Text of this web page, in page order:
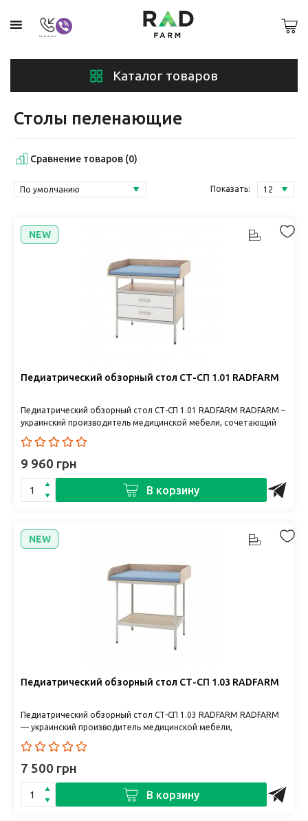
Каталог товаров
Столы пеленающие
Сравнение товаров (0)
Показать:
NEW
Педиатрический обзорный стол СТ-СП 1.01 RADFARM
Педиатрический обзорный стол СТ-СП 1.01 RADFARM RADFARM –
украинский производитель медицинской мебели, сочетающий
качеств..
9 960 грн
В корзину
NEW
Педиатрический обзорный стол СТ-СП 1.03 RADFARM
Педиатрический обзорный стол СТ-СП 1.03 RADFARM RADFARM
— украинский производитель медицинской мебели,
объединяющий ..
7 500 грн
В корзину